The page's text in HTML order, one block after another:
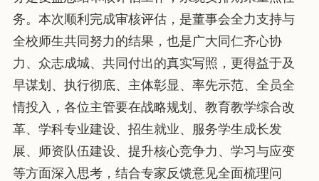
务。本次顺利完成审核评估，是董事会全力支持与
全校师生共同努力的结果，也是广大同仁齐心协
力、众志成城、共同付出的真实写照，更得益于及
早谋划、执行彻底、主体彰显、率先示范、全员全
情投入，各位主管要在战略规划、教育教学综合改
革、学科专业建设、招生就业、服务学生成长发
展、师资队伍建设、提升核心竞争力、学习与应变
等方面深入思考，结合专家反馈意见全面梳理问